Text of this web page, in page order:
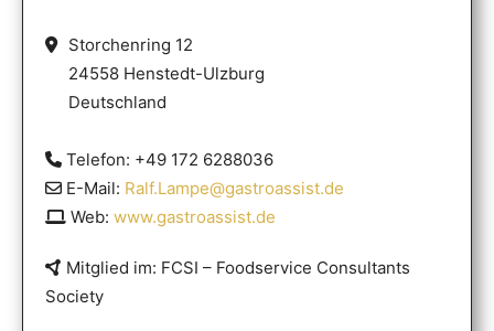
Storchenring 12
24558 Henstedt-Ulzburg
Deutschland
Telefon: +49 172 6288036
E-Mail: Ralf.Lampe@gastroassist.de
Web: www.gastroassist.de
Mitglied im: FCSI – Foodservice Consultants
Society